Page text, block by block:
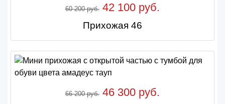
60 200 руб. 42 100 руб.
Прихожая 46
66 200 руб. 46 300 руб.